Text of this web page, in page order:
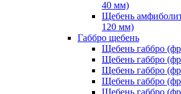
40 мм)
Щебень
120 мм)
Габбро щебень
Щебень габбро
Щебень габбро
Щебень габбро
Щебень габбро
Щебень габбро